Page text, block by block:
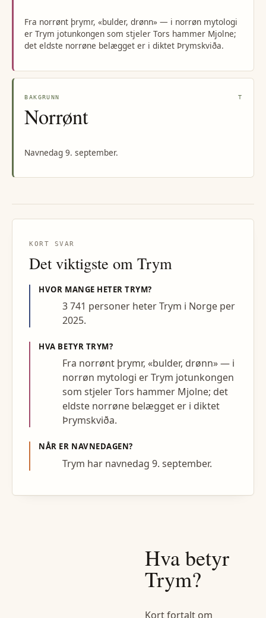
Fra norrønt þrymr, «bulder, drønn» — i norrøn mytologi
er Trym jotunkongen som stjeler Tors hammer Mjolne;
det eldste norrøne belægget er i diktet Þrymskviða.
BAKGRUNN T
Norrønt
Navnedag 9. september.
KORT SVAR
Det viktigste om Trym
HVOR MANGE HETERTRYM?
3 741 personer heter Trym i Norge per
2025.
HVA BETYR TRYM?
Fra norrønt þrymr, «bulder, drønn» — i
norrøn mytologi er Trym jotunkongen
som stjeler Tors hammer Mjolne; det
eldste norrøne belægget er i diktet
Þrymskviða.
NÅR ER NAVNEDAGEN?
Trym har navnedag 9. september.
Hva betyr
Trym?
Kort fortalt om